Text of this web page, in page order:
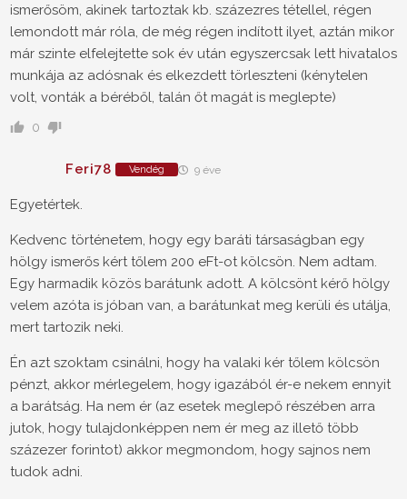
ismerősöm, akinek tartoztak kb. százezres tétellel, régen
lemondott már róla, de még régen indított ilyet, aztán mikor
már szinte elfelejtette sok év után egyszercsak lett hivatalos
munkája az adósnak és elkezdett törleszteni (kénytelen
volt, vonták a béréből, talán őt magát is meglepte)
0
Feri78 Vendég 9 éve
Egyetértek.
Kedvenc történetem, hogy egy baráti társaságban egy
hölgy ismerős kért tőlem 200 eFt-ot kölcsön. Nem adtam.
Egy harmadik közös barátunk adott. A kölcsönt kérő hölgy
velem azóta is jóban van, a barátunkat meg kerüli és utálja,
mert tartozik neki.
Én azt szoktam csinálni, hogy ha valaki kér tőlem kölcsön
pénzt, akkor mérlegelem, hogy igazából ér-e nekem ennyit
a barátság. Ha nem ér (az esetek meglepő részében arra
jutok, hogy tulajdonképpen nem ér meg az illető több
százezer forintot) akkor megmondom, hogy sajnos nem
tudok adni.